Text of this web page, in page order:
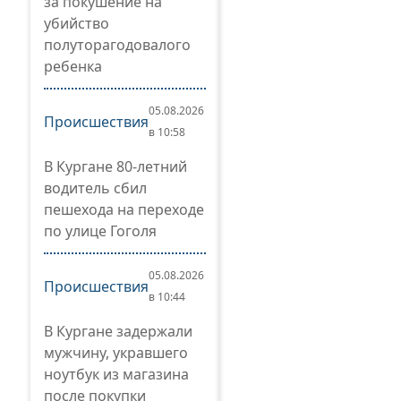
убийство
полуторагодовалого
ребенка
Происшествия
05.08.2026
в 10:58
В Кургане 80-летний
водитель сбил
пешехода на переходе
по улице Гоголя
Происшествия
05.08.2026
в 10:44
В Кургане задержали
мужчину, укравшего
ноутбук из магазина
после покупки